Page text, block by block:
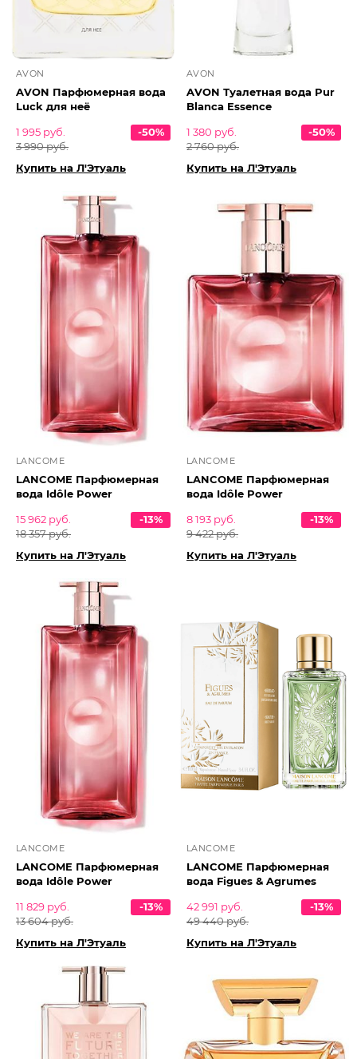
AVON
AVON Парфюмерная вода
Luck для неё
1 995 руб.
3 990 руб.
-50%
Купить на Л'Этуаль
AVON
AVON Туалетная вода Pur
Blanca Essence
1 380 руб.
2 760 руб.
-50%
Купить на Л'Этуаль
LANCOME
LANCOME Парфюмерная
вода Idôle Power
15 962 руб.
18 357 руб.
-13%
Купить на Л'Этуаль
LANCOME
LANCOME Парфюмерная
вода Idôle Power
8 193 руб.
9 422 руб.
-13%
Купить на Л'Этуаль
LANCOME
LANCOME Парфюмерная
вода Idôle Power
11 829 руб.
13 604 руб.
-13%
Купить на Л'Этуаль
LANCOME
LANCOME Парфюмерная
вода Figues & Agrumes
42 991 руб.
49 440 руб.
-13%
Купить на Л'Этуаль